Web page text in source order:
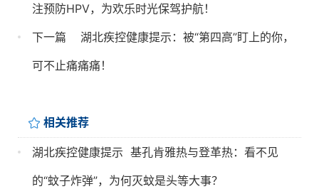
注预防HPV，为欢乐时光保驾护航！
下一篇
湖北疾控健康提示：被“第四高”盯上的你，
可不止痛痛痛！
相关推荐
湖北疾控健康提示  基孔肯雅热与登革热：看不见
的“蚊子炸弹”，为何灭蚊是头等大事？